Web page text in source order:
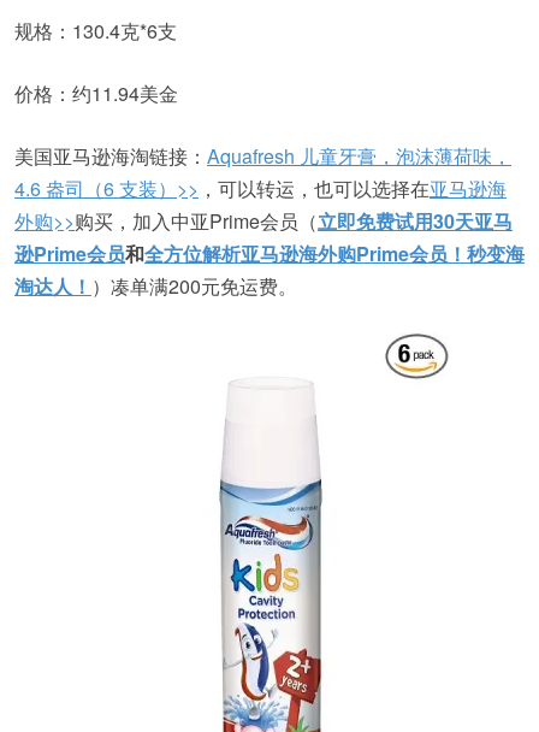
规格：130.4克*6支
价格：约11.94美金
美国亚马逊海淘链接： Aquafresh 儿童牙膏，泡沫薄荷味，
4.6 盎司（6 支装）>> ，可以转运，也可以选择在亚马逊海
外购>>购买，加入中亚Prime会员（立即免费试用30天亚马
逊Prime会员和全方位解析亚马逊海外购Prime会员！秒变海
淘达人！ ）凑单满200元免运费。